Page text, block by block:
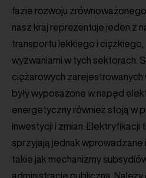
fazie rozwoju
nasz kraj reprezentuje jeden z
transportu lekkiego i ciężkiego,
wyzwaniami w tych sektorach.
ciężarowych zarejestrowanych
były wyposażone w napęd
energetyczny również stoją w
inwestycji i zmian. Elektryfikacji
sprzyjają jednak wprowadzane
takie jak mechanizmy
administrację publiczną. Należy